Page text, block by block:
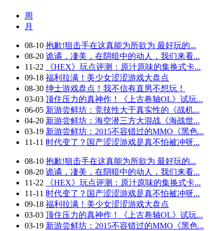
周
月
08-10 抱歉!狙击手在这真能为所欲为 最好玩的...
08-20 诡谲，凄美，在阴暗中的动人，我们来看...
11-22
《HEX》玩点评测：原汁原味的集换式卡...
09-18 福利拉满！美少女涩涩游戏大盘点
08-30 绅士游戏盘点！我不信有直男不想玩！
03-03 顶住压力的真神作！《上古卷轴OL》试玩...
06-05 新游尝鲜坊：竞技性大于真实性的《战机...
04-20 新游尝鲜坊：海空潜三方大混战《海战世...
03-19 新游尝鲜坊：2015不容错过的MMO《黑色...
11-11 时代变了？国产涩涩游戏是真不怕被冲呀...
08-10 抱歉!狙击手在这真能为所欲为 最好玩的...
08-20 诡谲，凄美，在阴暗中的动人，我们来看...
11-22
《HEX》玩点评测：原汁原味的集换式卡...
11-11 时代变了？国产涩涩游戏是真不怕被冲呀...
09-18 福利拉满！美少女涩涩游戏大盘点
03-03 顶住压力的真神作！《上古卷轴OL》试玩...
03-19 新游尝鲜坊：2015不容错过的MMO《黑色...